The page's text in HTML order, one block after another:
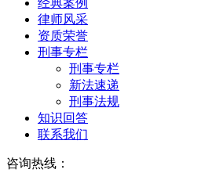
经典案例
律师风采
资质荣誉
刑事专栏
刑事专栏
新法速递
刑事法规
知识回答
联系我们
咨询热线：